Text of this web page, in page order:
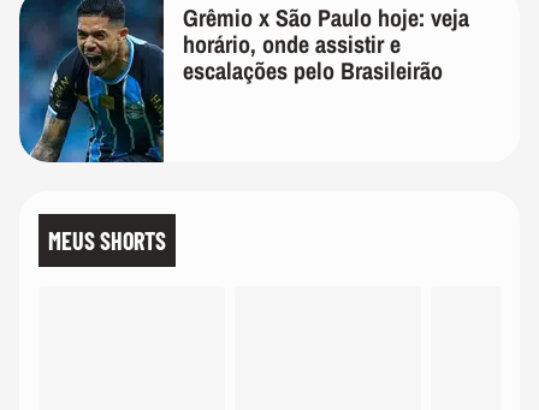
Grêmio x São Paulo hoje: veja
horário, onde assistir e
escalações pelo Brasileirão
MEUS SHORTS